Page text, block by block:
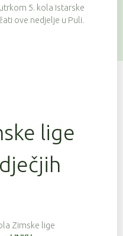
5. kola Istarske
ove nedjelje u Puli.
lige
Zimske lige